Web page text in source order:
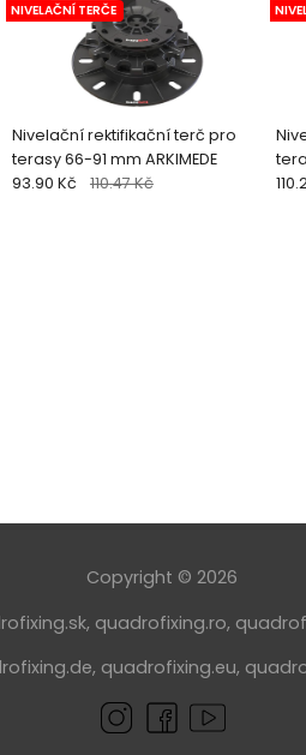
Nivelační rektifikační terč pro
terasy 66-91 mm ARKIMEDE
NIVELAČNÍ TERČE
93.90 Kč 110.47 Kč
Copyright © 2026
, quadrofixing.ro,
, quadrofixing.eu,